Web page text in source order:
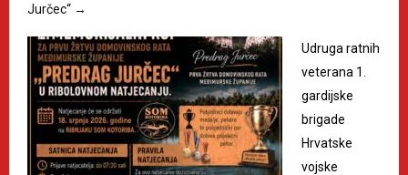
Jurčec“ →
Udruga ratnih
veterana 1.
gardijske
brigade
Hrvatske
vojske